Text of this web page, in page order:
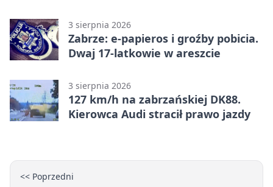
3 sierpnia 2026
Zabrze: e-papieros i groźby pobicia.
Dwaj 17-latkowie w areszcie
3 sierpnia 2026
127 km/h na zabrzańskiej DK88.
Kierowca Audi stracił prawo jazdy
<< Poprzedni